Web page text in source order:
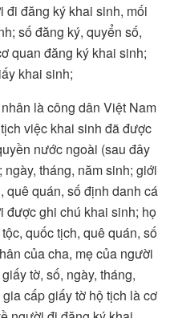
đi đăng ký khai sinh, mối
số đăng ký, quyển số,
quan đăng ký khai sinh;
khai sinh;
là công dân Việt Nam
việc khai sinh đã được
nước ngoài (sau đây
tháng, năm sinh; giới
quê quán, số định danh cá
được ghi chú khai sinh; họ
quốc tịch, quê quán, số
của cha, mẹ của người
tờ, số, ngày, tháng,
cấp giấy tờ hộ tịch là cơ